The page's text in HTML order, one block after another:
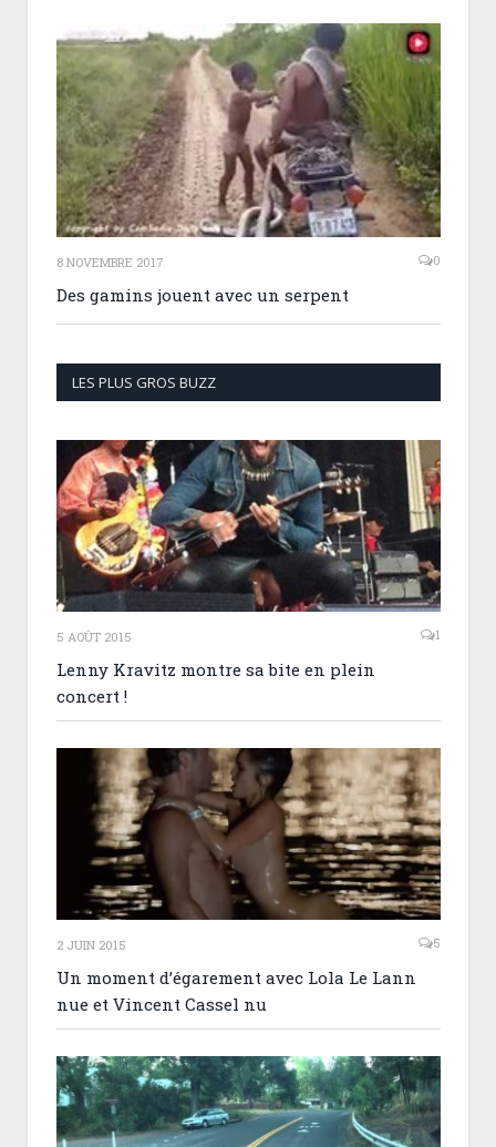
8 NOVEMBRE 2017 0
Des gamins jouent avec un serpent
LES PLUS GROS BUZZ
5 AOÛT 2015 1
Lenny Kravitz montre sa bite en plein
concert !
2 JUIN 2015 5
Un moment d’égarement avec Lola Le Lann
nue et Vincent Cassel nu